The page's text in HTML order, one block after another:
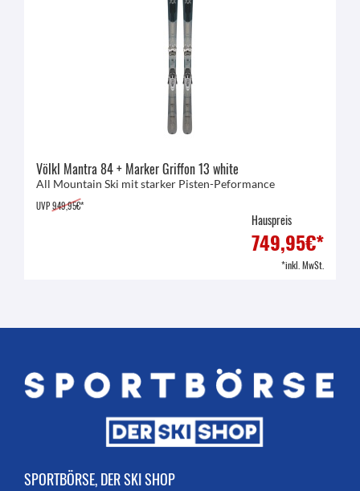
Völkl Mantra 84 + Marker Griffon 13 white
All Mountain Ski mit starker Pisten-Peformance
UVP949,95€*
Hauspreis
749,95€*
*inkl. MwSt.
SPORTBÖRSE, DER SKI SHOP